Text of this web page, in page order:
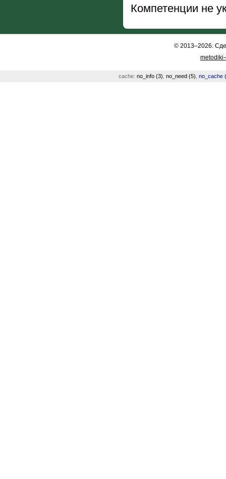
Компетенции не
© 2013–2026.
cache: no_info (3) no_need (5) no_cache